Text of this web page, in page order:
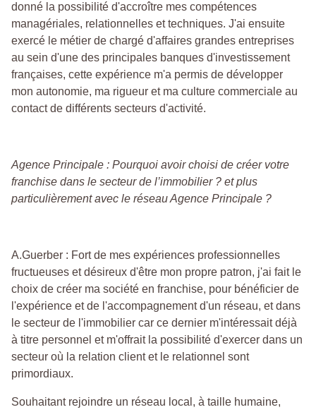
donné la possibilité d'accroître mes compétences
managériales, relationnelles et techniques. J'ai ensuite
exercé le métier de chargé d'affaires grandes entreprises
au sein d'une des principales banques d'investissement
françaises, cette expérience m'a permis de développer
mon autonomie, ma rigueur et ma culture commerciale au
contact de différents secteurs d'activité.
Agence Principale : Pourquoi avoir choisi de créer votre
franchise dans le secteur de l’immobilier ? et plus
particulièrement avec le réseau Agence Principale ?
A.Guerber : Fort de mes expériences professionnelles
fructueuses et désireux d'être mon propre patron, j'ai fait le
choix de créer ma société en franchise, pour bénéficier de
l'expérience et de l'accompagnement d'un réseau, et dans
le secteur de l'immobilier car ce dernier m'intéressait déjà
à titre personnel et m'offrait la possibilité d'exercer dans un
secteur où la relation client et le relationnel sont
primordiaux.
Souhaitant rejoindre un réseau local, à taille humaine,